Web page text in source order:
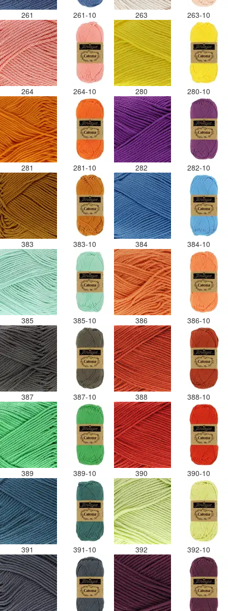
261 261-10 263 263-10
264 264-10 280 280-10
281 281-10 282 282-10
383 383-10 384 384-10
385 385-10 386 386-10
387 387-10 388 388-10
389 389-10 390 390-10
391 391-10 392 392-10